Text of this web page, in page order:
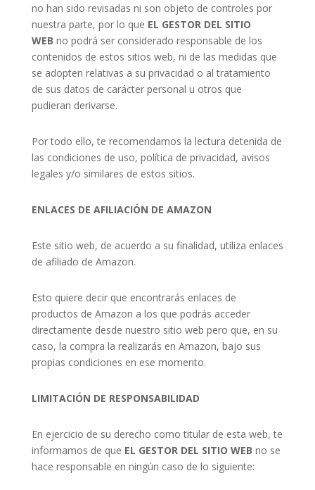
no han sido revisadas ni son objeto de controles por
nuestra parte, por lo que EL GESTOR DEL SITIO
WEB no podrá ser considerado responsable de los
contenidos de estos sitios web, ni de las medidas que
se adopten relativas a su privacidad o al tratamiento
de sus datos de carácter personal u otros que
pudieran derivarse.
Por todo ello, te recomendamos la lectura detenida de
las condiciones de uso, política de privacidad, avisos
legales y/o similares de estos sitios.
ENLACES DE AFILIACIÓN DE AMAZON
Este sitio web, de acuerdo a su finalidad, utiliza enlaces
de afiliado de Amazon.
Esto quiere decir que encontrarás enlaces de
productos de Amazon a los que podrás acceder
directamente desde nuestro sitio web pero que, en su
caso, la compra la realizarás en Amazon, bajo sus
propias condiciones en ese momento.
LIMITACIÓN DE RESPONSABILIDAD
En ejercicio de su derecho como titular de esta web, te
informamos de que EL GESTOR DEL SITIO WEB no se
hace responsable en ningún caso de lo siguiente: